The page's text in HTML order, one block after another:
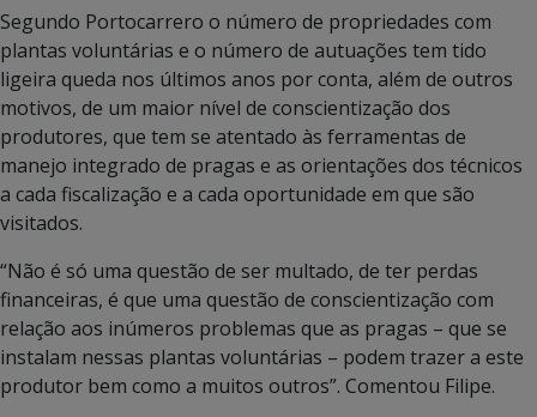
Segundo Portocarrero o número de propriedades com
plantas voluntárias e o número de autuações tem tido
ligeira queda nos últimos anos por conta, além de outros
motivos, de um maior nível de conscientização dos
produtores, que tem se atentado às ferramentas de
manejo integrado de pragas e as orientações dos técnicos
a cada fiscalização e a cada oportunidade em que são
visitados.
“Não é só uma questão de ser multado, de ter perdas
financeiras, é que uma questão de conscientização com
relação aos inúmeros problemas que as pragas – que se
instalam nessas plantas voluntárias – podem trazer a este
produtor bem como a muitos outros”. Comentou Filipe.